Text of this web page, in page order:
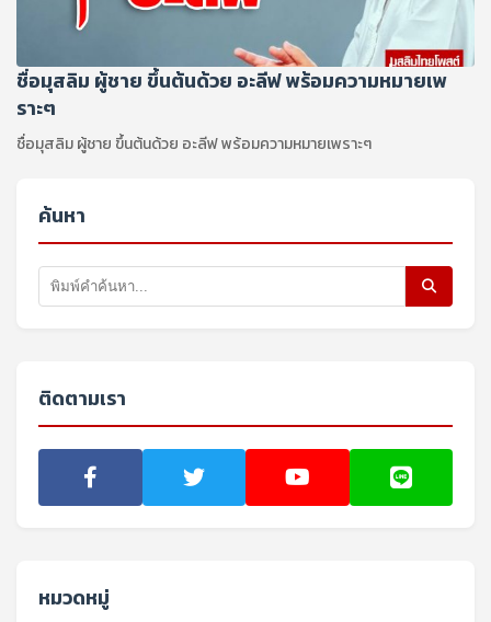
ชื่อมุสลิม ผู้ชาย ขึ้นต้นด้วย อะลีฟ พร้อมความหมายเพ
ราะๆ
ชื่อมุสลิม ผู้ชาย ขึ้นต้นด้วย อะลีฟ พร้อมความหมายเพราะๆ
ค้นหา
ติดตามเรา
หมวดหมู่